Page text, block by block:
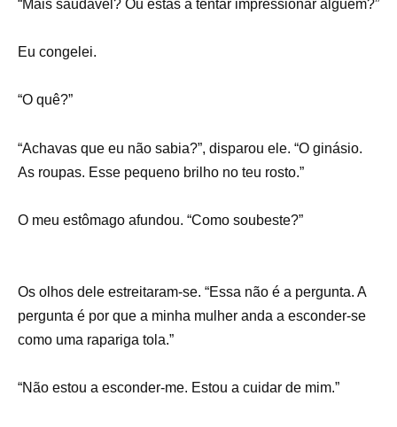
“Mais saudável? Ou estás a tentar impressionar alguém?”
Eu congelei.
“O quê?”
“Achavas que eu não sabia?”, disparou ele. “O ginásio.
As roupas. Esse pequeno brilho no teu rosto.”
O meu estômago afundou. “Como soubeste?”
Os olhos dele estreitaram-se. “Essa não é a pergunta. A
pergunta é por que a minha mulher anda a esconder-se
como uma rapariga tola.”
“Não estou a esconder-me. Estou a cuidar de mim.”